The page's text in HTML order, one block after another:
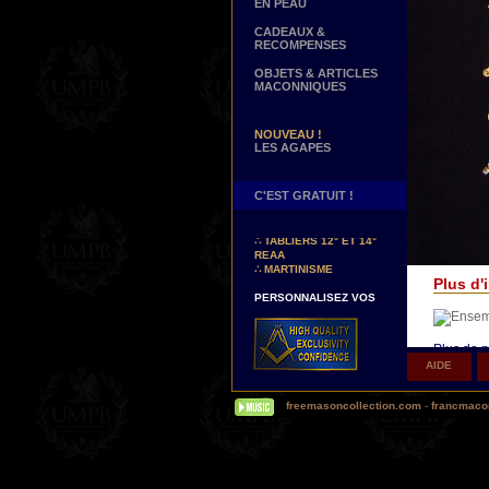
REAA
∴MARTINISME
DECORS
VOTRE NOM BRODE A LA
MAIN SUR VOTRE
TABLIER, VORE CORDON
OU VOTRE SAUTOIR
NOUVELLE PAGE !
∴TEMOIGNAGES
CLIENTS
EN PEAU
CADEAUX &
RECOMPENSES
OBJETS & ARTICLES
MACONNIQUES
NOUVEAU !
LES AGAPES
C'EST GRATUIT !
AIDE
freemasoncollection.com -
Plus
Plus de
ΔNos
les
motifs